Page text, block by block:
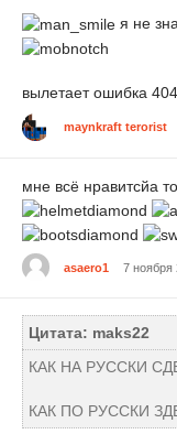
я не
вылетает ошибка 404
maynkraft terorist
мне всё нравитсйа
asaero1 7 ноября
Цитата: maks22
КАК НА РУССКИ
КАК ПО РУССКИ